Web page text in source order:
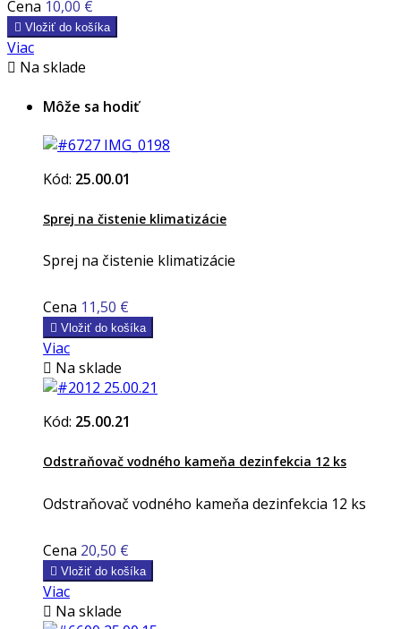
Cena 10,00 €
 Vložiť do košíka
Viac
 Na sklade
Môže sa hodiť
Kód: 25.00.01
Sprej na čistenie klimatizácie
Sprej na čistenie klimatizácie
Cena 11,50 €
 Vložiť do košíka
Viac
 Na sklade
Kód: 25.00.21
Odstraňovač vodného kameňa dezinfekcia 12 ks
Odstraňovač vodného kameňa dezinfekcia 12 ks
Cena 20,50 €
 Vložiť do košíka
Viac
 Na sklade